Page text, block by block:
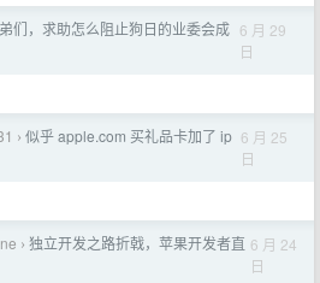
们，求助怎么阻止狗日的业委会成 6 月 29
日
› 似乎 apple.com 买礼品卡加了 ip 6 月 25
日
› 独立开发之路折戟，苹果开发者直 6 月 24
日